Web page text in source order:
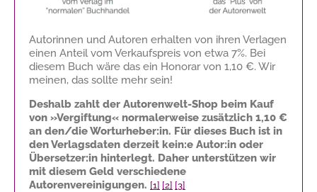
Autorinnen und Autoren erhalten von ihren Verlagen
einen Anteil vom Verkaufspreis von etwa 7%. Bei
diesem Buch wäre das ein Honorar von 1,10 €. Wir
meinen, das sollte mehr sein!
Deshalb zahlt der Autorenwelt-Shop beim Kauf
von »Vergiftung« normalerweise zusätzlich 1,10 €
an den/die Worturheber:in. Für dieses Buch ist in
den Verlagsdaten derzeit kein:e Autor:in oder
Übersetzer:in hinterlegt. Daher unterstützen wir
mit diesem Geld verschiedene
Autorenvereinigungen. [1] [2] [3]